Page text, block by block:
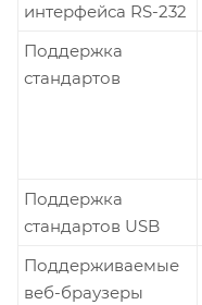
интерфейса RS-232
Поддержка
стандартов
Поддержка
стандартов USB
Поддерживаемые
веб-браузеры